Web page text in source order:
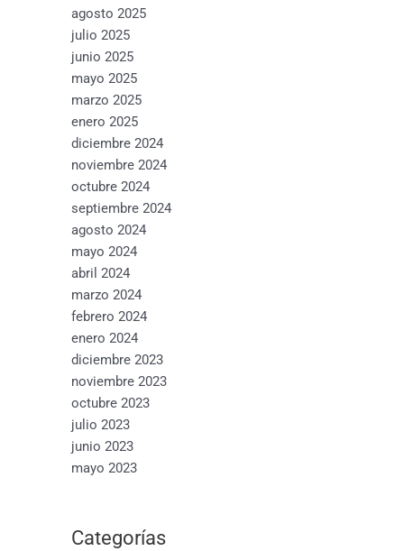
agosto 2025
julio 2025
junio 2025
mayo 2025
marzo 2025
enero 2025
diciembre 2024
noviembre 2024
octubre 2024
septiembre 2024
agosto 2024
mayo 2024
abril 2024
marzo 2024
febrero 2024
enero 2024
diciembre 2023
noviembre 2023
octubre 2023
julio 2023
junio 2023
mayo 2023
Categorías